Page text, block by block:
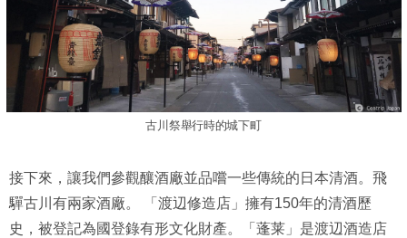
古川祭舉行時的城下町
接下來，讓我們參觀釀酒廠並品嚐一些傳統的日本清酒。飛
驒古川有兩家酒廠。 「渡辺修造店」擁有150年的清酒歷
史，被登記為國登錄有形文化財產。「蓬莱」是渡辺酒造店